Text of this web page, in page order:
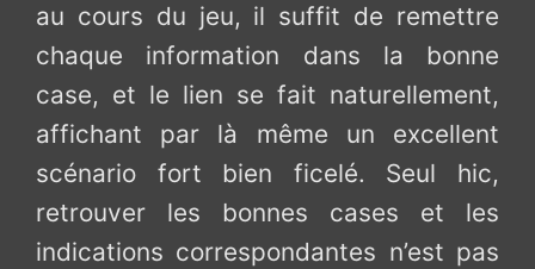
au cours du jeu, il suffit de remettre
chaque information dans la bonne
case, et le lien se fait naturellement,
affichant par là même un excellent
scénario fort bien ficelé. Seul hic,
retrouver les bonnes cases et les
indications correspondantes n’est pas